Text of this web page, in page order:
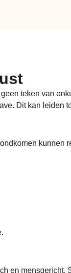
teken van
Dit kan leiden
kunnen
en mensgericht.